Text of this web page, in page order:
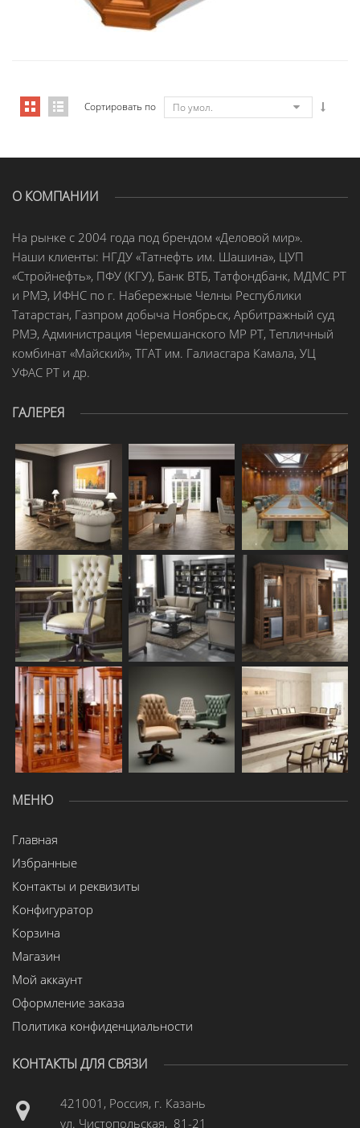
Сортировать по По умол.
О КОМПАНИИ
На рынке с 2004 года под брендом «Деловой мир».
Наши клиенты: НГДУ «Татнефть им. Шашина», ЦУП
«Стройнефть», ПФУ (КГУ), Банк ВТБ, Татфондбанк, МДМС РТ
и РМЭ, ИФНС по г. Набережные Челны Республики
Татарстан, Газпром добыча Ноябрьск, Арбитражный суд
РМЭ, Администрация Черемшанского МР РТ, Тепличный
комбинат «Майский», ТГАТ им. Галиасгара Камала, УЦ
УФАС РТ и др.
ГАЛЕРЕЯ
МЕНЮ
Главная
Избранные
Контакты и реквизиты
Конфигуратор
Корзина
Магазин
Мой аккаунт
Оформление заказа
Политика конфиденциальности
КОНТАКТЫ ДЛЯ СВЯЗИ
421001, Россия, г. Казань
ул. Чистопольская, 81-21